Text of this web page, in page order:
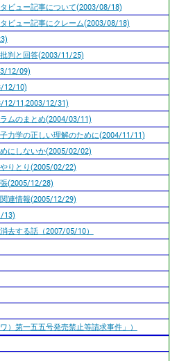
ビュー記事について(2003/08/18)
ビュー記事にクレーム(2003/08/18)
判と回答(2003/11/25)
12/09)
12/10)
12/11,2003/12/31)
ムのまとめ(2004/03/11)
力学の正しい理解のために(2004/11/11)
にしないか(2005/02/02)
りとり(2005/02/22)
(2005/12/28)
連情報(2005/12/29)
13)
去する話（2007/05/10）
）第一五五号発売禁止等請求事件」）